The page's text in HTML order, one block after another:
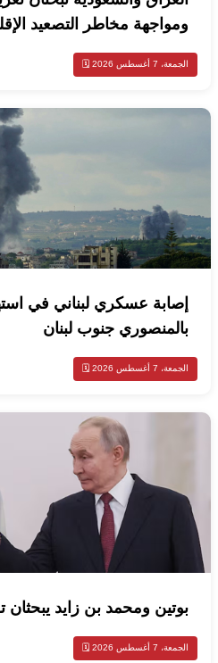
ومواجهة مخاطر التصعيد
الجمعة، 7 أغسطس 2026 🗓️
إصابة عسكري لبناني في
بالمنصوري جنوب لبنان
الجمعة، 7 أغسطس 2026 🗓️
بوتين ومحمد بن زايد يبحثان
الجمعة، 7 أغسطس 2026 🗓️